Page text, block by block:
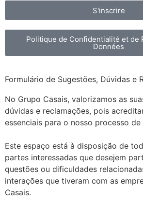
S'inscrire
Politique de Confidentialité et de
Données
Formulário de Sugestões, Dúvidas e
No Grupo Casais, valorizamos as
dúvidas e reclamações, pois
essenciais para o nosso processo
Este espaço está à disposição de
partes interessadas que desejem
questões ou dificuldades
interações que tiveram com as
Casais.